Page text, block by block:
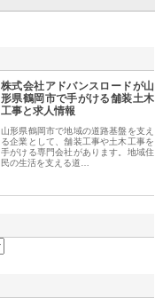
株式会社アドバンスロードが山
形県鶴岡市で手がける舗装土木
工事と求人情報
山形県鶴岡市で地域の道路基盤を支え
る企業として、舗装工事や土木工事を
手がける専門会社があります。地域住
民の生活を支える道…